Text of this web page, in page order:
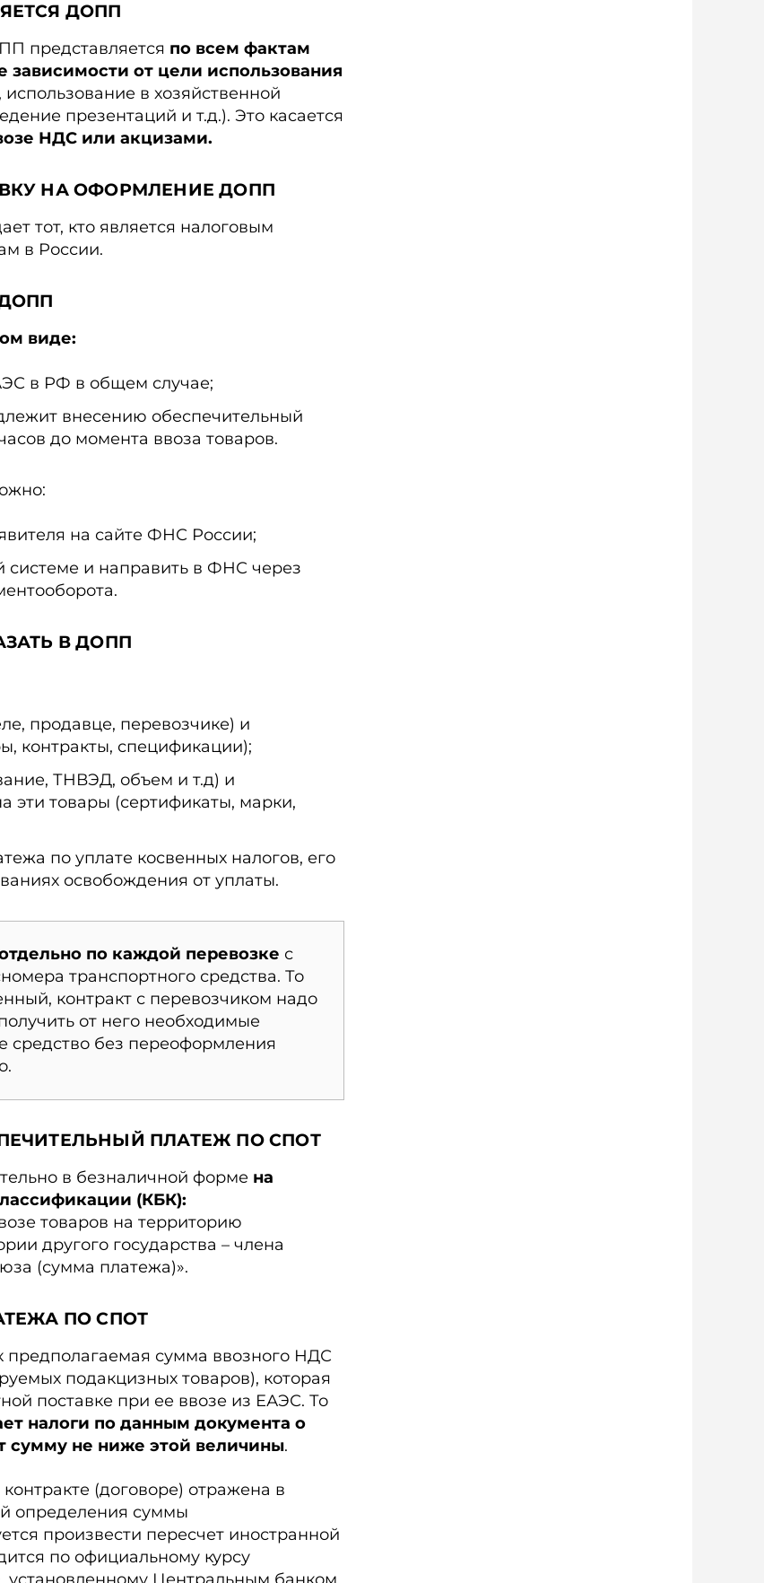
ДОПП
представляется по всем фактам
зависимости от цели использования
в хозяйственной
презентаций и т.д.). Это касается
НДС или акцизами.
НА ОФОРМЛЕНИЕ ДОПП
тот, кто является налоговым
в России.
виде:
в РФ в общем случае;
внесению обеспечительный
до момента ввоза товаров.
на сайте ФНС России;
системе и направить в ФНС через
В ДОПП
продавце, перевозчике) и
контракты, спецификации);
ТНВЭД, объем и т.д) и
эти товары (сертификаты, марки,
по уплате косвенных налогов, его
освобождения от уплаты.
по каждой перевозке с
транспортного средства. То
контракт с перевозчиком надо
от него необходимые
средство без переоформления
ПЛАТЕЖ ПО СПОТ
в безналичной форме на
(КБК):
товаров на территорию
другого государства – члена
(сумма платежа)».
ПО СПОТ
предполагаемая сумма ввозного НДС
подакцизных товаров), которая
поставке при ее ввозе из ЕАЭС. То
налоги по данным документа о
сумму не ниже этой величины.
(договоре) отражена в
определения суммы
произвести пересчет иностранной
по официальному курсу